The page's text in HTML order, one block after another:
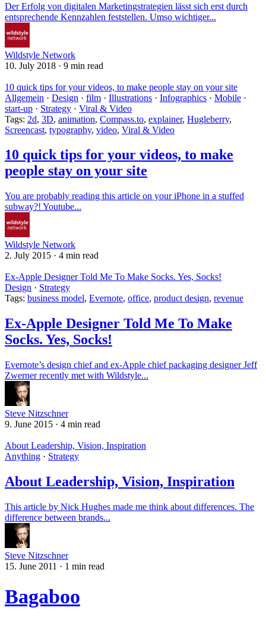
Der Erfolg von digitalen Marketingstrategien lässt sich erst durch
entsprechende Kennzahlen feststellen. Umso wichtiger...
Wildstyle Network
10. July 2018 · 9 min read
10 quick tips for your videos, to make people stay on your site
Allgemein · Design · film · Illustrations · Infographics · Mobile ·
start-up · Strategy · Viral & Video
Tags: 2d, 3D, animation, Compass.to, explainer, Hugleberry,
Screencast, typography, video, Viral & Video
10 quick tips for your videos, to make
people stay on your site
You are probably reading this article on your iPhone in a stuffed
subway?! Youtube...
Wildstyle Network
2. July 2015 · 4 min read
Ex-Apple Designer Told Me To Make Socks. Yes, Socks!
Design · Strategy
Tags: business model, Evernote, office, product design, revenue
Ex-Apple Designer Told Me To Make
Socks. Yes, Socks!
Evernote’s design chief and ex-Apple chief packaging designer Jeff
Zwerner recently met with Wildstyle...
Steve Nitzschner
9. June 2015 · 4 min read
About Leadership, Vision, Inspiration
Anything · Strategy
About Leadership, Vision, Inspiration
This article by Nick Hughes made me think about differences. The
difference between brands...
Steve Nitzschner
15. June 2011 · 1 min read
Bagaboo